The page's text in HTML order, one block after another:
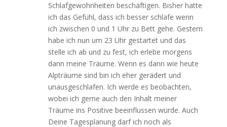
Schlafgewohnheiten beschäftigen. Bisher hatte
ich das Gefühl, dass ich besser schlafe wenn
ich zwischen 0 und 1 Uhr zu Bett gehe. Gestern
habe ich nun um 23 Uhr gestartet und das
stelle ich ab und zu fest, ich erlebe morgens
dann meine Träume. Wenn es dann wie heute
Alpträume sind bin ich eher gerädert und
unausgeschlafen. Ich werde es beobachten,
wobei ich gerne auch den Inhalt meiner
Träume ins Positive beeinflussen würde. Auch
Deine Tagesplanung darf ich noch als